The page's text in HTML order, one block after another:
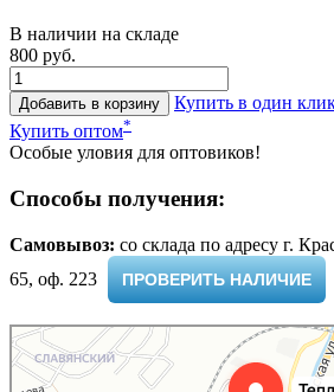
В наличии на складе
800 руб.
Добавить в корзину
Купить в один
Купить оптом*
Особые уловия для оптовиков!
Способы получения:
Самовывоз: cо склада по адресу г.
65, оф. 223 ​
ПРОВЕРИТЬ НАЛИЧИЕ